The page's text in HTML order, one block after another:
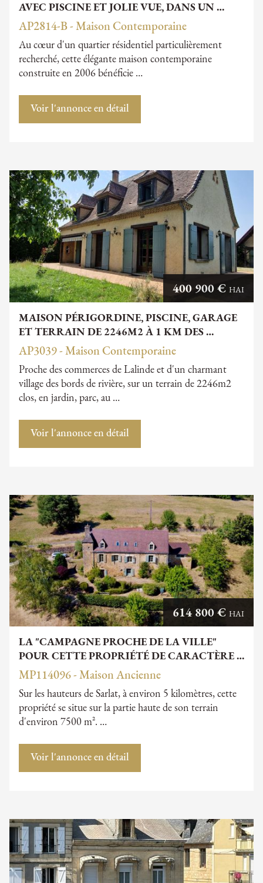
AVEC PISCINE ET JOLIE VUE, DANS UN …
AP2814-B - Maison Contemporaine
Au cœur d'un quartier résidentiel particulièrement
recherché, cette élégante maison contemporaine
construite en 2006 bénéficie …
Voir l'annonce en détail
MAISON PÉRIGORDINE, PISCINE, GARAGE
ET TERRAIN DE 2246M2 À 1 KM DES …
400 900 € HAI
AP3039 - Maison Contemporaine
Proche des commerces de Lalinde et d'un charmant
village des bords de rivière, sur un terrain de 2246m2
clos, en jardin, parc, au …
Voir l'annonce en détail
LA "CAMPAGNE PROCHE DE LA VILLE"
POUR CETTE PROPRIÉTÉ DE CARACTÈRE …
614 800 € HAI
MP114096 - Maison Ancienne
Sur les hauteurs de Sarlat, à environ 5 kilomètres, cette
propriété se situe sur la partie haute de son terrain
d'environ 7500 m². …
Voir l'annonce en détail